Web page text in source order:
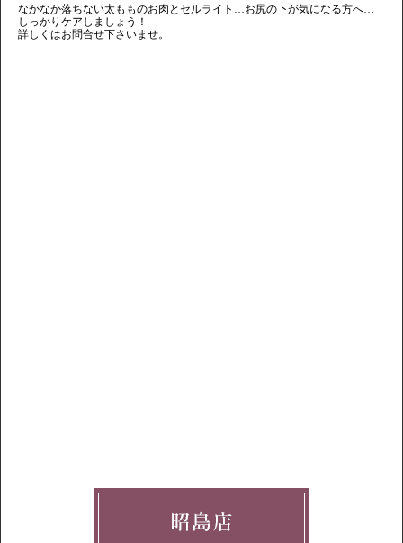
なかなか落ちない太もものお肉とセルライト…お尻の下が気になる方へ…
しっかりケアしましょう！
詳しくはお問合せ下さいませ。